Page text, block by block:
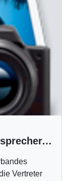
Tanzen: Stöckl neuer Jugendsprecher, Estler wird beim DTV kandidieren
Vertreter